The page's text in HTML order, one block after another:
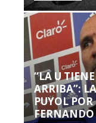
“LA U
ARRIBA”:
PUYOL
FERNANDO